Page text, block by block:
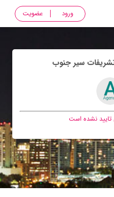
ورود عضویت
سير جنوب
تایید نشده است